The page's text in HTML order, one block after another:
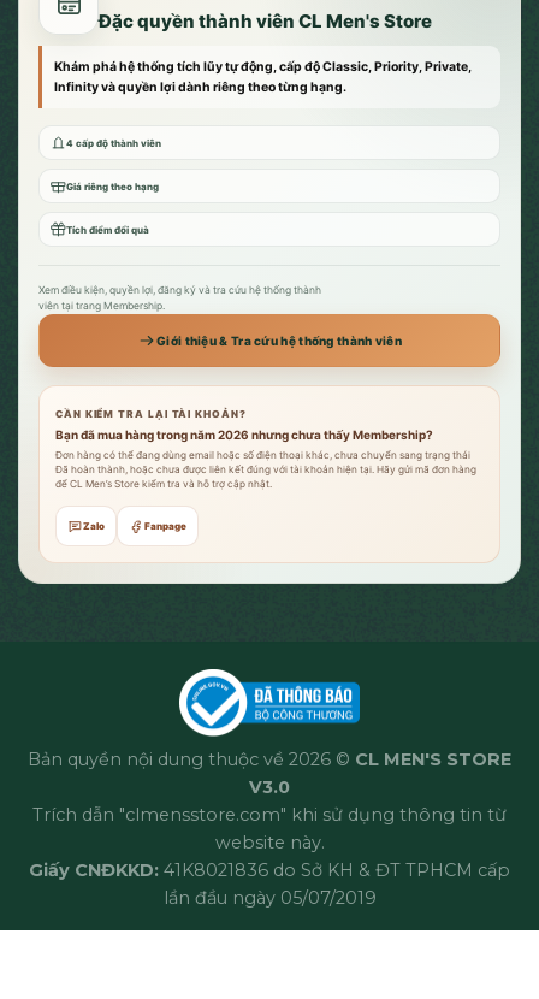
Đặc quyền thành viên CL Men's Store
Khám phá hệ thống tích lũy tự động, cấp độ Classic, Priority, Private,
Infinity và quyền lợi dành riêng theo từng hạng.
4 cấp độ thành viên
Giá riêng theo hạng
Tích điểm đổi quà
Xem điều kiện, quyền lợi, đăng ký và tra cứu hệ thống thành
viên tại trang Membership.
Giới thiệu & Tra cứu hệ thống thành viên
CẦN KIỂM TRA LẠI TÀI KHOẢN?
Bạn đã mua hàng trong năm 2026 nhưng chưa thấy Membership?
Đơn hàng có thể đang dùng email hoặc số điện thoại khác, chưa chuyển sang trạng thái
Đã hoàn thành, hoặc chưa được liên kết đúng với tài khoản hiện tại. Hãy gửi mã đơn hàng
để CL Men’s Store kiểm tra và hỗ trợ cập nhật.
Zalo Fanpage
Bản quyền nội dung thuộc về 2026 © CL MEN'S STORE
V3.0
Trích dẫn "clmensstore.com" khi sử dụng thông tin từ
website này.
Giấy CNĐKKD: 41K8021836 do Sở KH & ĐT TPHCM cấp
lần đầu ngày 05/07/2019